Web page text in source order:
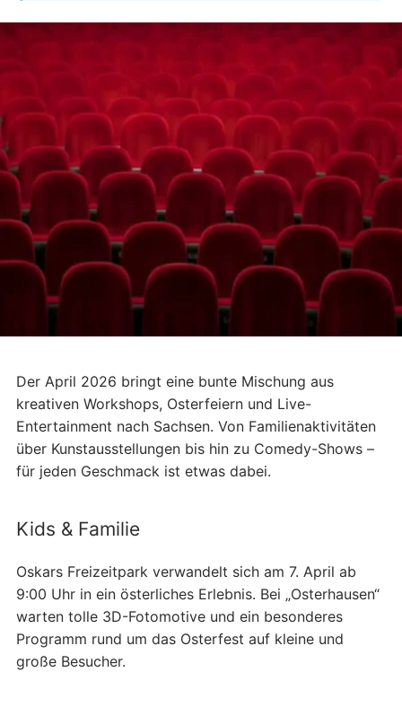
Der April 2026 bringt eine bunte Mischung aus
kreativen Workshops, Osterfeiern und Live-
Entertainment nach Sachsen. Von Familienaktivitäten
über Kunstausstellungen bis hin zu Comedy-Shows –
für jeden Geschmack ist etwas dabei.
Kids & Familie
Oskars Freizeitpark verwandelt sich am 7. April ab
9:00 Uhr in ein österliches Erlebnis. Bei „Osterhausen“
warten tolle 3D-Fotomotive und ein besonderes
Programm rund um das Osterfest auf kleine und
große Besucher.